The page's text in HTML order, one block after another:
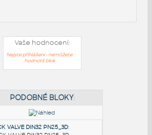
Vaše hodnocení:
Nejste přihlášeni - nemůžete
hodnotit blok